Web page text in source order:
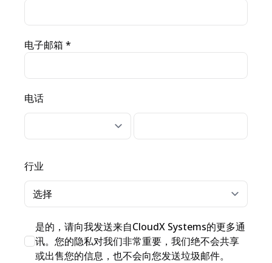
电子邮箱 *
电话
电话
行业
是的，请向我发送来自CloudX Systems的更多通
讯。您的隐私对我们非常重要，我们绝不会共享
或出售您的信息，也不会向您发送垃圾邮件。